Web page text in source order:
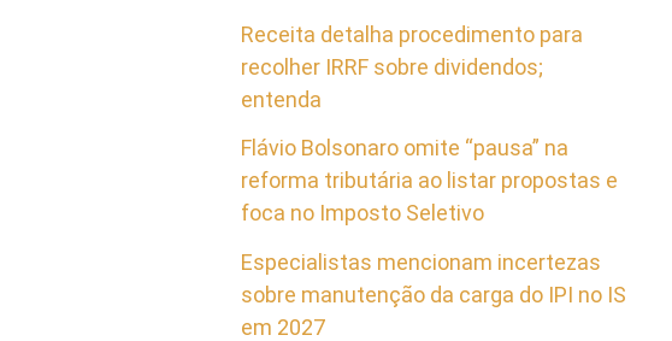
Receita detalha procedimento para
recolher IRRF sobre dividendos;
entenda
Flávio Bolsonaro omite “pausa” na
reforma tributária ao listar propostas e
foca no Imposto Seletivo
Especialistas mencionam incertezas
sobre manutenção da carga do IPI no IS
em 2027